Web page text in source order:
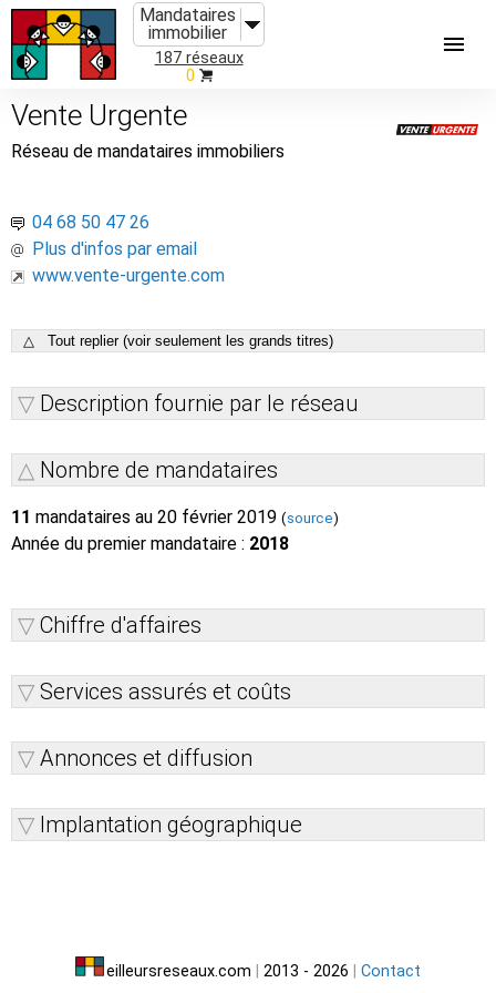
Mandataires
immobilier
187 réseaux
0
Vente Urgente
Réseau de mandataires immobiliers
04 68 50 47 26
Plus d'infos par email
www.vente-urgente.com
△ Tout replier (voir seulement les grands titres)
Description fournie par le réseau
Nombre de mandataires
11 mandataires au 20 février 2019 (source)
Année du premier mandataire : 2018
Chiffre d'affaires
Services assurés et coûts
Annonces et diffusion
Implantation géographique
eilleursreseaux.com 2013 - 2026 Contact